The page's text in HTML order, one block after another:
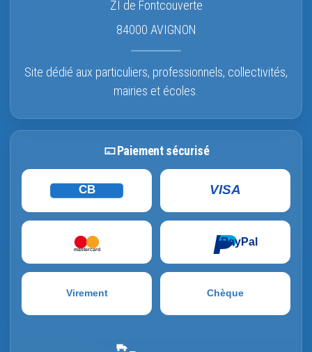
ZI de Fontcouverte
84000 AVIGNON
Site dédié aux particuliers, professionnels, collectivités,
mairies et écoles.
Paiement sécurisé
CB VISA
mastercard
PayPal
Virement Chèque